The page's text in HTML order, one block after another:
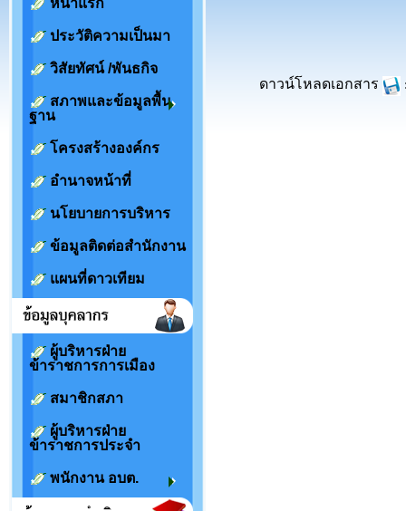
หน้าแรก
ประวัติความเป็นมา
วิสัยทัศน์ /พันธกิจ
สภาพและข้อมูลพื้น
ฐาน
โครงสร้างองค์กร
อำนาจหน้าที่
นโยบายการบริหาร
ข้อมูลติดต่อสำนักงาน
แผนที่ดาวเทียม
ผู้บริหารฝ่าย
ข้าราชการการเมือง
สมาชิกสภา
ผู้บริหารฝ่าย
ข้าราชการประจำ
พนักงาน อบต.
ดาวน์โหลดเอกสาร